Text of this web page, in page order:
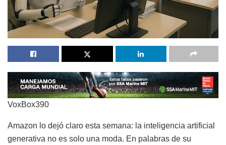
VoxBox390
Amazon lo dejó claro esta semana: la inteligencia artificial
generativa no es solo una moda. En palabras de su